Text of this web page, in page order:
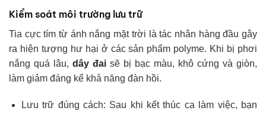
Kiểm soát môi trường lưu trữ
Tia cực tím từ ánh nắng mặt trời là tác nhân hàng đầu gây
ra hiện tượng hư hại ở các sản phẩm polyme. Khi bị phơi
nắng quá lâu, dây đai sẽ bị bạc màu, khô cứng và giòn,
làm giảm đáng kể khả năng đàn hồi.
Lưu trữ đúng cách: Sau khi kết thúc ca làm việc, bạn